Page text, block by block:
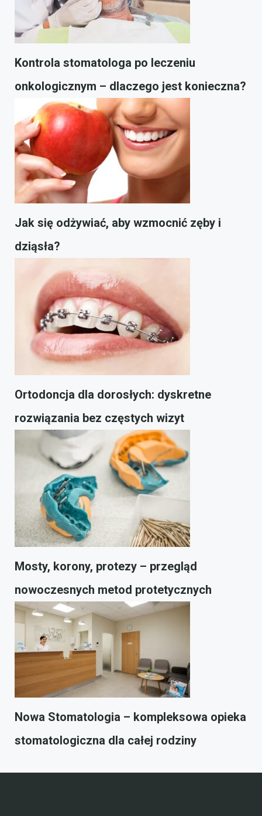
Kontrola stomatologa po leczeniu
onkologicznym – dlaczego jest konieczna?
Jak się odżywiać, aby wzmocnić zęby i
dziąsła?
Ortodoncja dla dorosłych: dyskretne
rozwiązania bez częstych wizyt
Mosty, korony, protezy – przegląd
nowoczesnych metod protetycznych
Nowa Stomatologia – kompleksowa opieka
stomatologiczna dla całej rodziny